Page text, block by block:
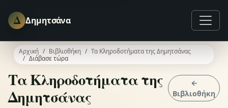
Δ Δημητσάνα
Αρχική Βιβλιοθήκη
Τα Κληροδοτήματα της Δημητσάνας
Διάβασε τώρα
Τα Κληροδοτήματα της
Δημητσάνας
←
Βιβλιοθήκη